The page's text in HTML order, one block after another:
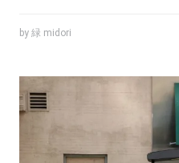
by 緑 midori